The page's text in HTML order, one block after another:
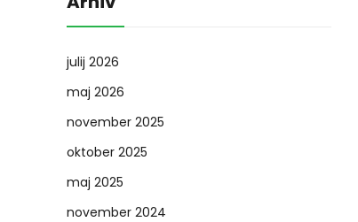
julij 2026
maj 2026
november 2025
oktober 2025
maj 2025
november 2024